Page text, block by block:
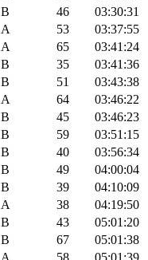
B 46
03:30:31
A 53
03:37:55
A 65
03:41:24
B 35
03:41:36
B 51
03:43:38
A 64
03:46:22
B 45
03:46:23
B 59
03:51:15
B 40
03:56:34
B 49
04:00:04
B 39
04:10:09
A 38
04:19:50
B 43
05:01:20
B 67
05:01:38
A 58
05:01:39